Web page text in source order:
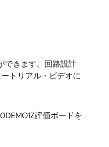
できます。回路設計
トリアル・ビデオに
評価ボードを